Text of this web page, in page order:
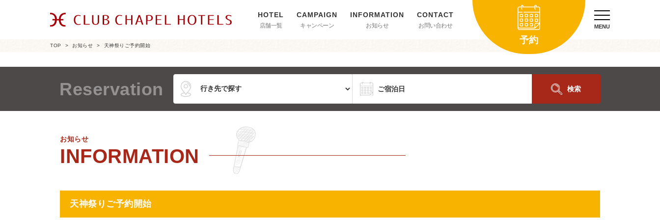
店舗一覧 キャンペーン お知らせ お問い合わせ
予約
MENU
TOP お知らせ 天神祭りご予約開始
Reservation 検索
お知らせ
天神祭りご予約開始